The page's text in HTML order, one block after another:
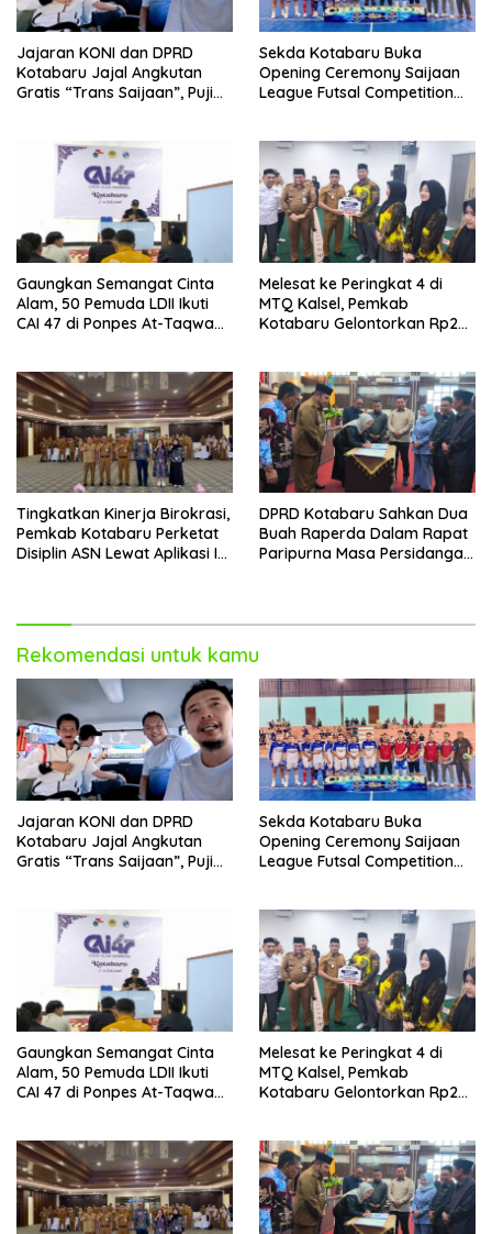
Jajaran KONI dan DPRD
Kotabaru Jajal Angkutan
Gratis “Trans Saijaan”, Puji
Sekda Kotabaru Buka
Opening Ceremony Saijaan
League Futsal Competition
Gaungkan Semangat Cinta
Alam, 50 Pemuda LDII Ikuti
CAI 47 di Ponpes At-Taqwa
Melesat ke Peringkat 4 di
MTQ Kalsel, Pemkab
Kotabaru Gelontorkan Rp265
Tingkatkan Kinerja Birokrasi,
Pemkab Kotabaru Perketat
Disiplin ASN Lewat Aplikasi I-
DPRD Kotabaru Sahkan Dua
Buah Raperda Dalam Rapat
Paripurna Masa Persidangan
Rekomendasi untuk kamu
Jajaran KONI dan DPRD
Kotabaru Jajal Angkutan
Gratis “Trans Saijaan”, Puji
Sekda Kotabaru Buka
Opening Ceremony Saijaan
League Futsal Competition
Gaungkan Semangat Cinta
Alam, 50 Pemuda LDII Ikuti
CAI 47 di Ponpes At-Taqwa
Melesat ke Peringkat 4 di
MTQ Kalsel, Pemkab
Kotabaru Gelontorkan Rp265